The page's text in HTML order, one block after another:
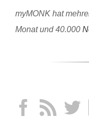
myMONK hat
Monat und 40.000